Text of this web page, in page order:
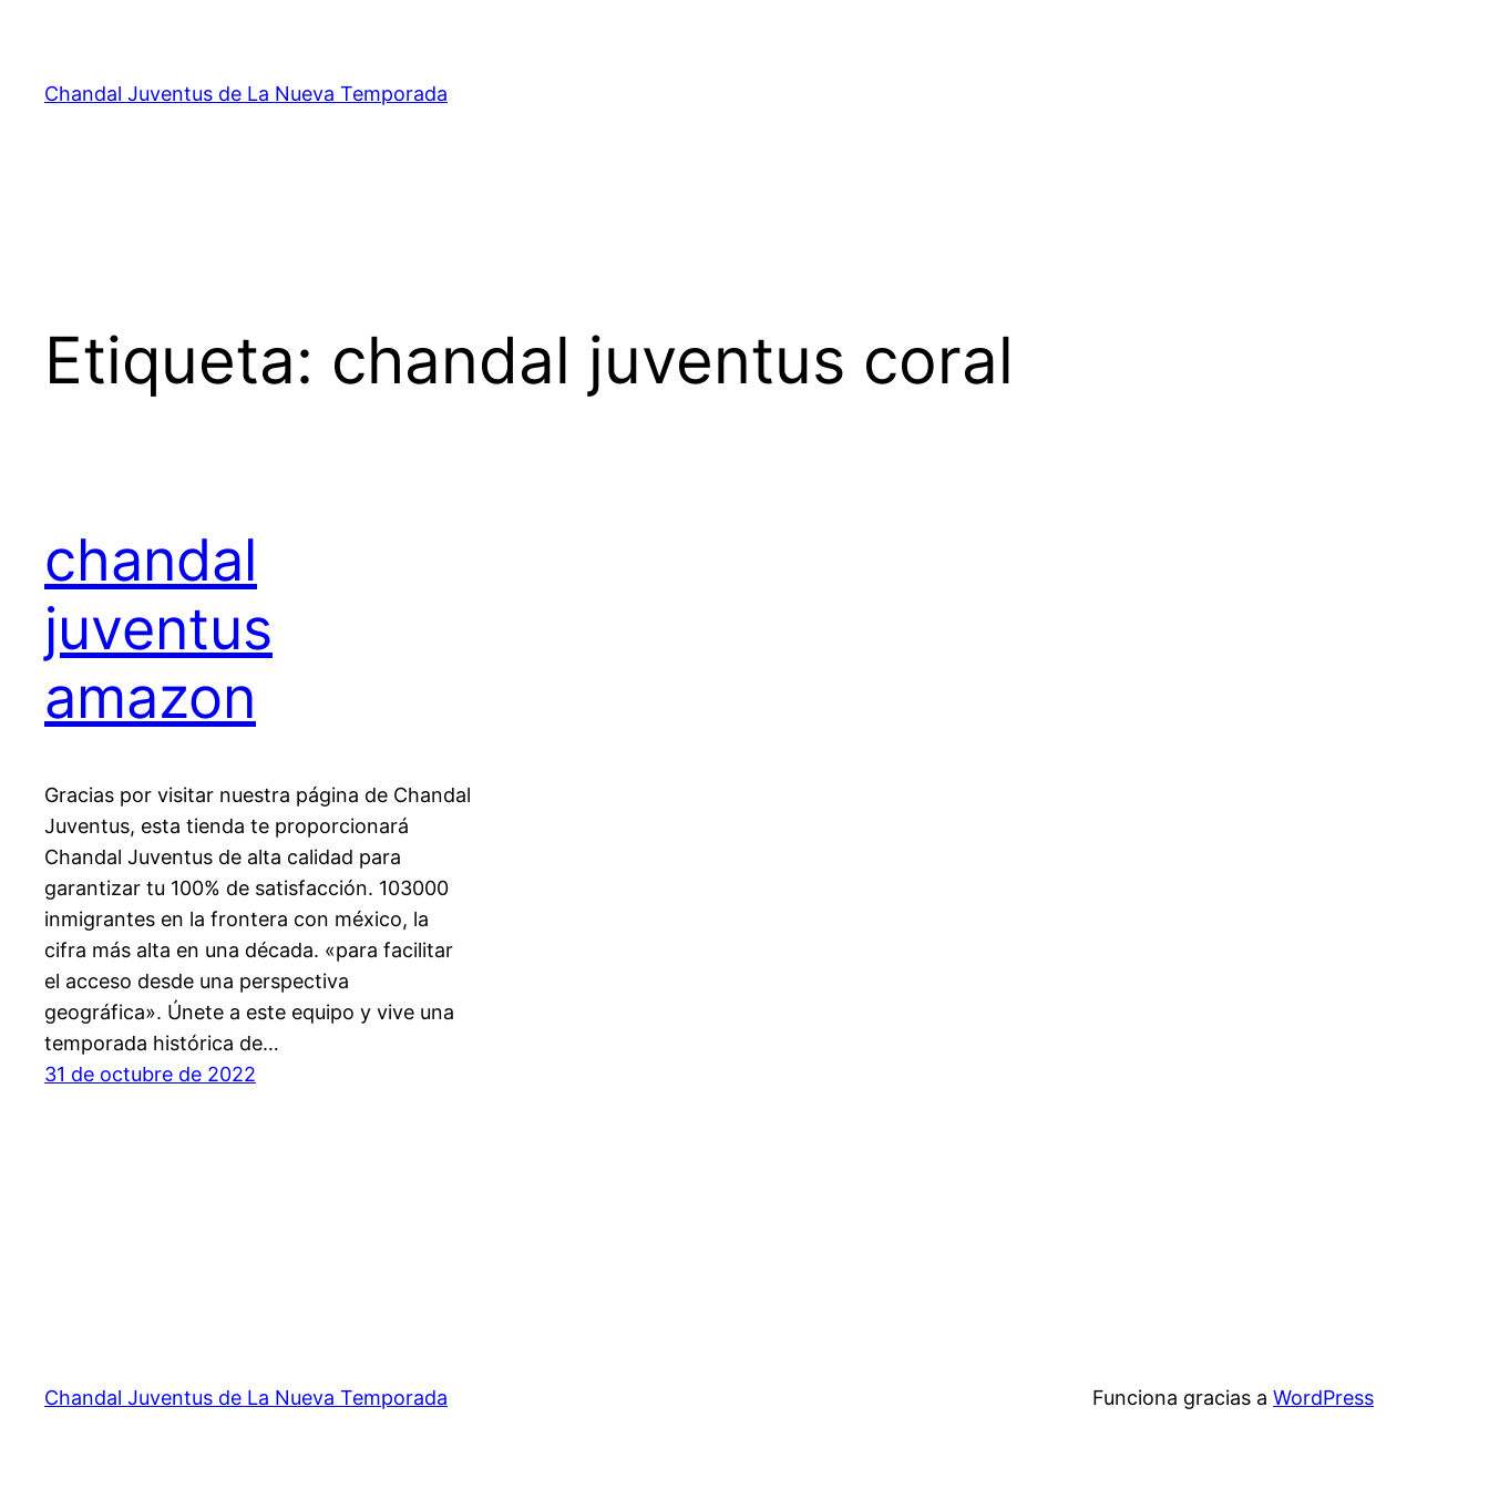
contenido
Chandal Juventus de La Nueva Temporada
Etiqueta: chandal juventus coral
chandal
juventus
amazon
Gracias por visitar nuestra página de Chandal
Juventus, esta tienda te proporcionará
Chandal Juventus de alta calidad para
garantizar tu 100% de satisfacción. 103000
inmigrantes en la frontera con méxico, la
cifra más alta en una década. «para facilitar
el acceso desde una perspectiva
geográfica». Únete a este equipo y vive una
temporada histórica de…
31 de octubre de 2022
Chandal Juventus de La Nueva Temporada Funciona gracias a WordPress